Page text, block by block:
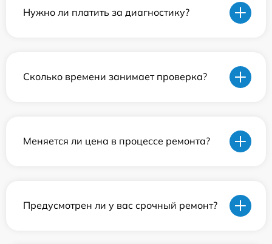
Нужно ли платить за диагностику?
Сколько времени занимает проверка?
Меняется ли цена в процессе ремонта?
Предусмотрен ли у вас срочный ремонт?